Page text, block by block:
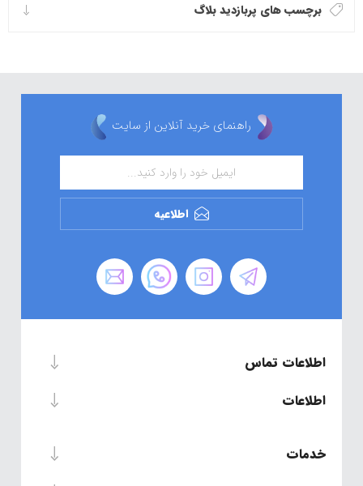
برچسب های پربازدید بلاگ
راهنمای خرید آنلاین از سایت
اطلاعیه
اطلاعات تماس
اطلاعات
خدمات